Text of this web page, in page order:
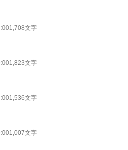
1,708文字
1,823文字
1,536文字
1,007文字